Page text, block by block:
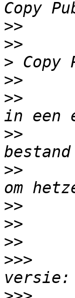
>>
>>
>>
>>
>>
>>
>>
>>
>>
>>>